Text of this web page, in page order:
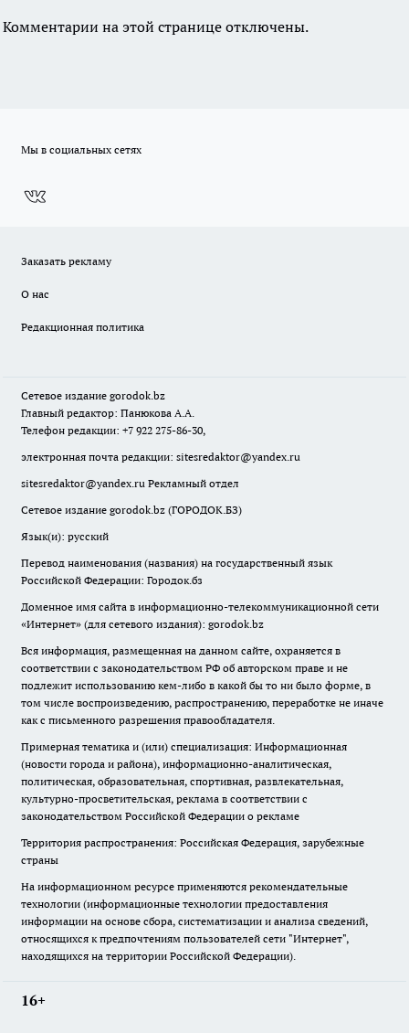
Комментарии на этой странице отключены.
Мы в социальных сетях
Заказать рекламу
О нас
Редакционная политика
Сетевое издание gorodok.bz
Главный редактор: Панюкова А.А.
Телефон редакции: +7 922 275-86-30,
электронная почта редакции: sitesredaktor@yandex.ru
sitesredaktor@yandex.ru Рекламный отдел
Сетевое издание gorodok.bz (ГОРОДОК.БЗ)
Язык(и): русский
Перевод наименования (названия) на государственный язык
Российской Федерации: Городок.бз
Доменное имя сайта в информационно-телекоммуникационной сети
«Интернет» (для сетевого издания): gorodok.bz
Вся информация, размещенная на данном сайте, охраняется в
соответствии с законодательством РФ об авторском праве и не
подлежит использованию кем-либо в какой бы то ни было форме, в
том числе воспроизведению, распространению, переработке не иначе
как с письменного разрешения правообладателя.
Примерная тематика и (или) специализация: Информационная
(новости города и района), информационно-аналитическая,
политическая, образовательная, спортивная, развлекательная,
культурно-просветительская, реклама в соответствии с
законодательством Российской Федерации о рекламе
Территория распространения: Российская Федерация, зарубежные
страны
На информационном ресурсе применяются рекомендательные
технологии (информационные технологии предоставления
информации на основе сбора, систематизации и анализа сведений,
относящихся к предпочтениям пользователей сети "Интернет",
находящихся на территории Российской Федерации).
16+